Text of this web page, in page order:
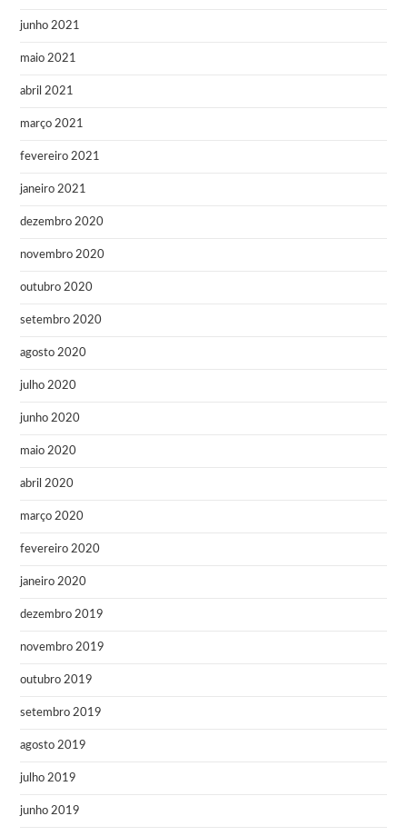
junho 2021
maio 2021
abril 2021
março 2021
fevereiro 2021
janeiro 2021
dezembro 2020
novembro 2020
outubro 2020
setembro 2020
agosto 2020
julho 2020
junho 2020
maio 2020
abril 2020
março 2020
fevereiro 2020
janeiro 2020
dezembro 2019
novembro 2019
outubro 2019
setembro 2019
agosto 2019
julho 2019
junho 2019